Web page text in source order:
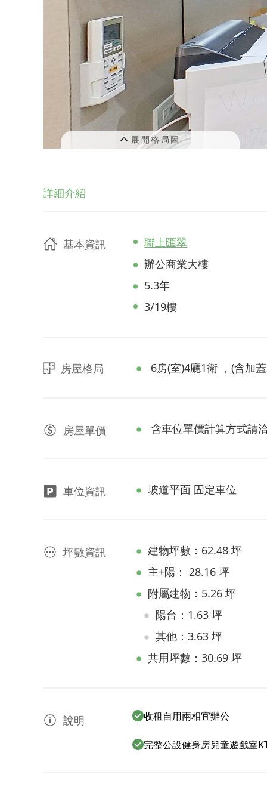
詳細介紹
基本資訊
聯上匯翠
辦公商業大樓
5.3年
3/19樓
房屋格局 6房(室)4廳1衛 ，(含加
房屋單價 含車位單價計算方式請
車位資訊 坡道平面 固定車位
坪數資訊
建物坪數：62.48 坪
主+陽： 28.16 坪
附屬建物：5.26 坪
陽台：1.63 坪
其他：3.63 坪
共用坪數：30.69 坪
說明 收租自用兩相宜辦公
完整公設健身房兒童遊戲室